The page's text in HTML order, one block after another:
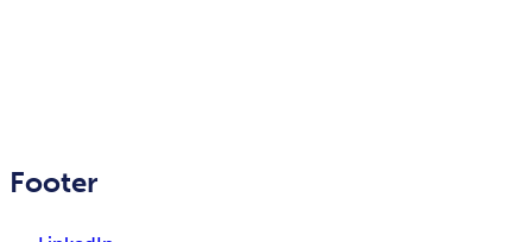
Footer